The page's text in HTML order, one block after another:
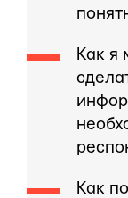
Как я
Как